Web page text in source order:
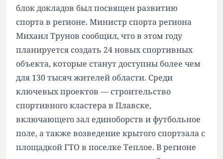
блок докладов был посвящен развитию
спорта в регионе. Министр спорта региона
Михаил Трунов сообщил, что в этом году
планируется создать 24 новых спортивных
объекта, которые станут доступны более чем
для 130 тысяч жителей области. Среди
ключевых проектов — строительство
спортивного кластера в Плавске,
включающего зал единоборств и футбольное
поле, а также возведение крытого спортзала с
площадкой ГТО в поселке Теплое. В регионе